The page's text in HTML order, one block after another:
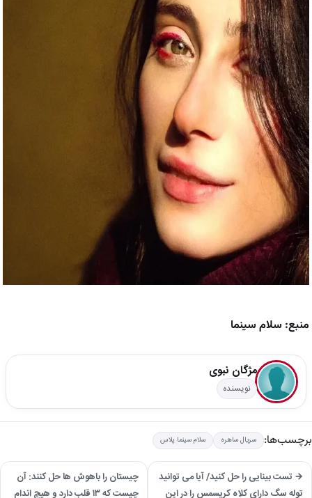
منبع: سلام سینما
مژگان نبوی
نویسنده
برچسب‌ها: سریال ساهره سلام سینما پلاس
→ تست بینایی را حل کنید/ آیا می توانید
توله سگ دارای کلاه کریسمس را در این
چیستان را باهوش ها حل کنند: آن
چیست که ۱۳ قلب دارد و هیچ اندام